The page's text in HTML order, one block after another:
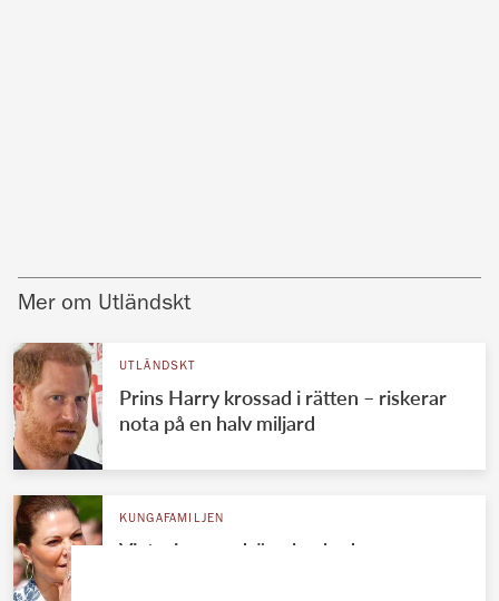
Mer om Utländskt
UTLÄNDSKT
Prins Harry krossad i rätten – riskerar
nota på en halv miljard
KUNGAFAMILJEN
Victorias mardrömsbesked –